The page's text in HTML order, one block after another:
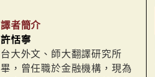
譯者簡介
許恬寧
台大外文、師大翻譯研究所
畢，曾任職於金融機構，現為